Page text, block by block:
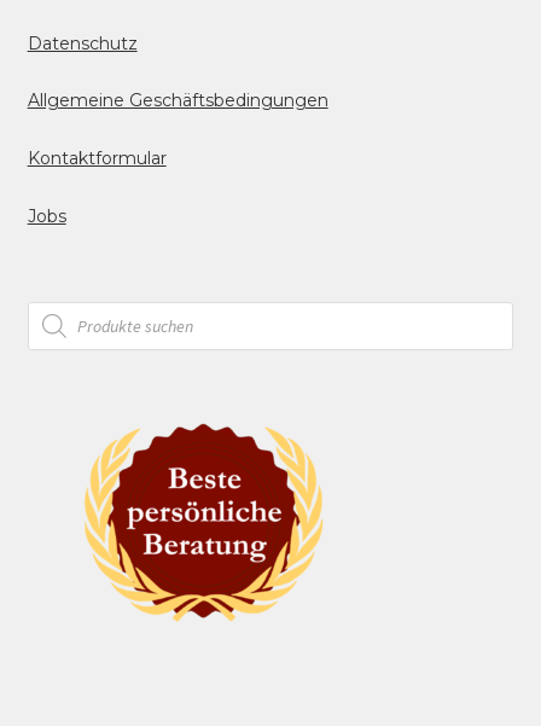
Datenschutz
Allgemeine Geschäftsbedingungen
Kontaktformular
Jobs
Products
search